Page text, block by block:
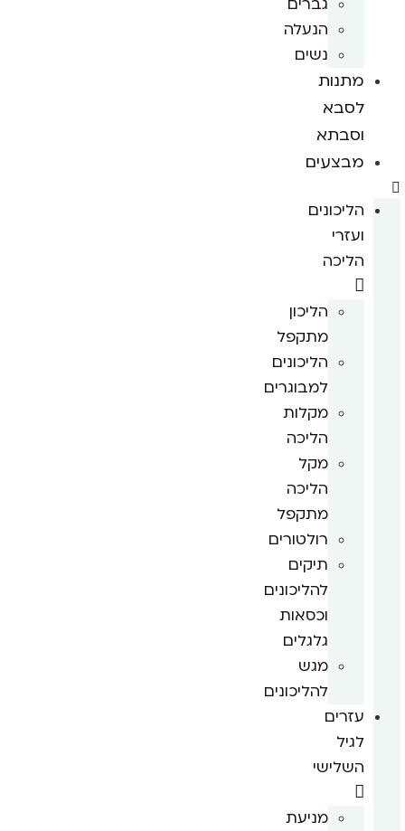
הנעלה
נשים
מתנות
לסבא
וסבתא
מבצעים
הליכונים
ועזרי
הליכה
הליכון
מתקפל
הליכונים
למבוגרים
מקלות
הליכה
מקל
הליכה
מתקפל
רולטורים
תיקים
להליכונים
וכסאות
גלגלים
מגש
להליכונים
עזרים
לגיל
השלישי
מניעת